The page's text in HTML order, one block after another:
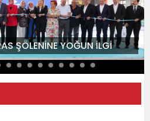
ŞÖLENİNE YOĞUN İLGİ